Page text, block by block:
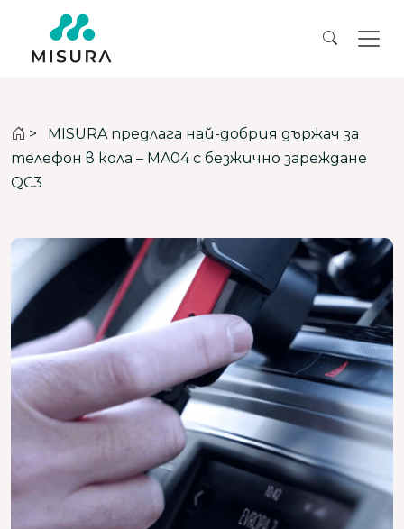
>
MISURA предлага най-добрия държач за
телефон в кола – MA04 с безжично зареждане
QC3